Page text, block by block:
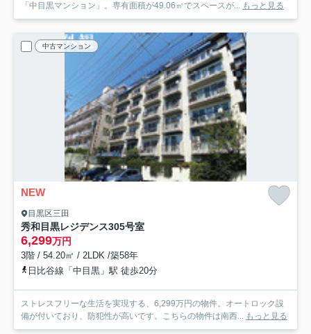
「中目黒マンション」。専有面積が49.06㎡でスペースが... もっと見る
中古マンション
NEW
目黒区三田
秀和目黒レジデンス305号室
6,299万円
3階 / 54.20㎡ / 2LDK /築58年
日比谷線「中目黒」駅 徒歩20分
ストレスフリーな生活を実現する、6,299万円の物件。オートロック設
備が付いており、防犯性が高いです。こちらの物件は南西... もっと見る